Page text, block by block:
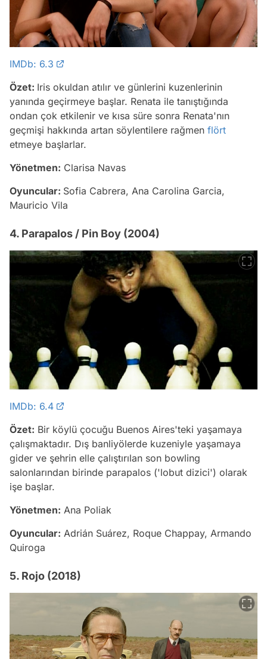
IMDb: 6.3
Özet: Iris okuldan atılır ve günlerini kuzenlerinin
yanında geçirmeye başlar. Renata ile tanıştığında
ondan çok etkilenir ve kısa süre sonra Renata'nın
geçmişi hakkında artan söylentilere rağmen flört
etmeye başlarlar.
Yönetmen: Clarisa Navas
Oyuncular: Sofia Cabrera, Ana Carolina Garcia,
Mauricio Vila
4. Parapalos / Pin Boy (2004)
IMDb: 6.4
Özet: Bir köylü çocuğu Buenos Aires'teki yaşamaya
çalışmaktadır. Dış banliyölerde kuzeniyle yaşamaya
gider ve şehrin elle çalıştırılan son bowling
salonlarından birinde parapalos ('lobut dizici') olarak
işe başlar.
Yönetmen: Ana Poliak
Oyuncular: Adrián Suárez, Roque Chappay, Armando
Quiroga
5. Rojo (2018)